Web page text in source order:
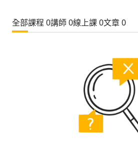
全部課程 0講師0線上課0文章0